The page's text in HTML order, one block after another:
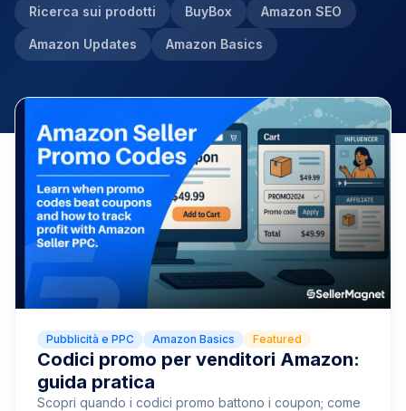
Ricerca sui prodotti BuyBox Amazon SEO
Amazon Updates Amazon Basics
Pubblicità e PPC Amazon Basics Featured
Codici promo per venditori Amazon:
guida pratica
Scopri quando i codici promo battono i coupon; come